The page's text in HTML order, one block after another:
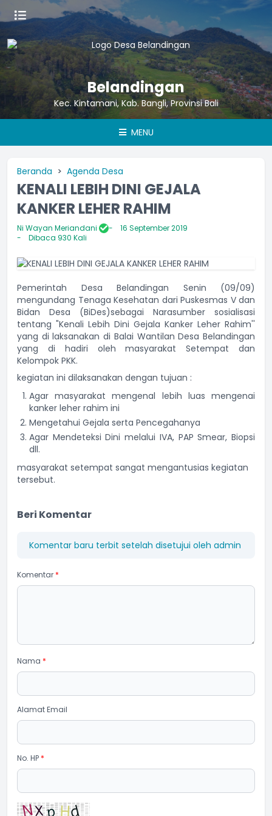
Belandingan
Kec. Kintamani, Kab. Bangli, Provinsi Bali
MENU
Beranda Agenda Desa
KENALI LEBIH DINI GEJALA
KANKER LEHER RAHIM
Ni Wayan Meriandani
16 September 2019
Dibaca 930 Kali
Pemerintah Desa Belandingan Senin (09/09)
mengundang Tenaga Kesehatan dari Puskesmas V dan
Bidan Desa (BiDes)sebagai Narasumber sosialisasi
tentang "Kenali Lebih Dini Gejala Kanker Leher Rahim''
yang di laksanakan di Balai Wantilan Desa Belandingan
yang di hadiri oleh masyarakat Setempat dan
Kelompok PKK.
kegiatan ini dilaksanakan dengan tujuan :
Agar masyarakat mengenal lebih luas mengenai
kanker leher rahim ini
Mengetahui Gejala serta Pencegahanya
Agar Mendeteksi Dini melalui IVA, PAP Smear, Biopsi
dll.
masyarakat setempat sangat mengantusias kegiatan
tersebut.
Beri Komentar
Komentar baru terbit setelah disetujui oleh admin
Komentar *
Nama *
Alamat Email
No. HP *